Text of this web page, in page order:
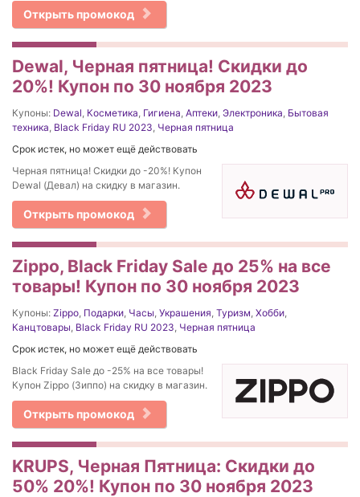
Открыть промокод
Dewal, Черная пятница! Скидки до
20%! Купон по 30 ноября 2023
Купоны: Dewal, Косметика, Гигиена, Аптеки, Электроника, Бытовая
техника, Black Friday RU 2023, Черная пятница
Срок истек, но может ещё действовать
Черная пятница! Скидки до -20%! Купон
Dewal (Девал) на скидку в магазин.
Открыть промокод
Zippo, Black Friday Sale до 25% на все
товары! Купон по 30 ноября 2023
Купоны: Zippo, Подарки, Часы, Украшения, Туризм, Хобби,
Канцтовары, Black Friday RU 2023, Черная пятница
Срок истек, но может ещё действовать
Black Friday Sale до -25% на все товары!
Купон Zippo (Зиппо) на скидку в магазин.
Открыть промокод
KRUPS, Черная Пятница: Скидки до
50% 20%! Купон по 30 ноября 2023